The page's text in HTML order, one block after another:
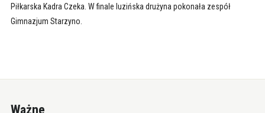
Piłkarska Kadra Czeka. W finale luzińska drużyna pokonała zespół
Gimnazjum Starzyno.
Ważne